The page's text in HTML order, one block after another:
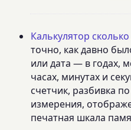
Калькулятор
точно, как давно
или дата — в годах,
часах, минутах и
счетчик, разбивка
измерения,
печатная шкала